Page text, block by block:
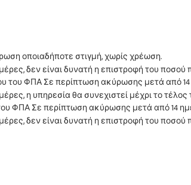
δεν είναι δυνατή η επιστροφή του
η υπηρεσία θα συνεχιστεί μέχρι το
δεν είναι δυνατή η επιστροφή του